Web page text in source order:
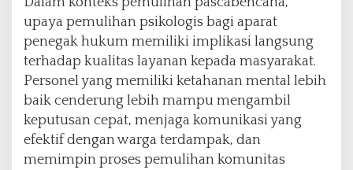
upaya pemulihan psikologis bagi aparat
penegak hukum memiliki implikasi langsung
terhadap kualitas layanan kepada masyarakat.
Personel yang memiliki ketahanan mental lebih
baik cenderung lebih mampu mengambil
keputusan cepat, menjaga komunikasi yang
efektif dengan warga terdampak, dan
memimpin proses pemulihan komunitas